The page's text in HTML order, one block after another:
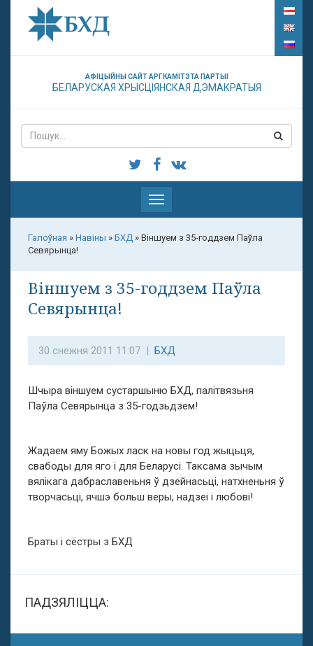
АФІЦЫЙНЫ САЙТ АРГКАМІТЭТА ПАРТЫІ
БЕЛАРУСКАЯ ХРЫСЦІЯНСКАЯ ДЭМАКРАТЫЯ
Паказаць
меню
Галоўная » Навіны » БХД » Віншуем з 35-годдзем Паўла
Севярынца!
Віншуем з 35-годдзем Паўла
Севярынца!
30 снежня 2011 11:07 | БХД
Шчыра віншуем сустаршыню БХД, палітвязьня
Паўла Севярынца з 35-годзьдзем!
Жадаем яму Божых ласк на новы год жыцьця,
свабоды для яго і для Беларусі. Таксама зычым
вялікага дабраславеньня ў дзейнасьці, натхненьня ў
творчасьці, ячшэ больш веры, надзеі і любові!
Браты і сёстры з БХД
ПАДЗЯЛІЦЦА: